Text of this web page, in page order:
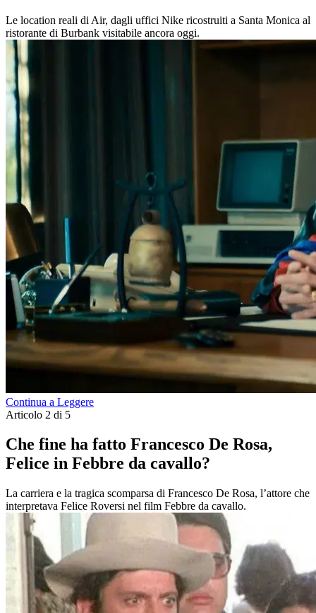
Le location reali di Air, dagli uffici Nike ricostruiti a Santa Monica al
ristorante di Burbank visitabile ancora oggi.
Continua a Leggere
Articolo 2 di 5
Che fine ha fatto Francesco De Rosa,
Felice in Febbre da cavallo?
La carriera e la tragica scomparsa di Francesco De Rosa, l’attore che
interpretava Felice Roversi nel film Febbre da cavallo.